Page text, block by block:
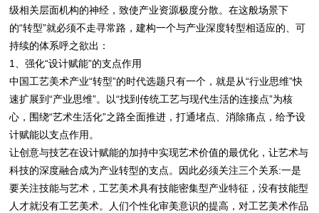
级相关层面机构的神经，致使产业资源极度分散。在这般场景下
的“转型”就必须不走寻常路，建构一个与产业深度转型相适应的、可
持续的体系呼之欲出：
1、强化“设计赋能”的支点作用
中国工艺美术产业“转型”的时代选题只有一个，就是从“行业思维”快
速扩展到“产业思维”。以“找到传统工艺与现代生活的连接点”为核
心，围绕“艺术生活化”之路全面推进，打通堵点、消除痛点，给予设
计赋能以支点作用。
让创意与技艺在设计赋能的加持中实现艺术价值的最优化，让艺术与
科技的深度融合成为产业转型的支点。因此必须关注三个关系:一是
要关注技能与艺术，工艺美术具有技能密集型产业特征，没有技能型
人才就没有工艺美术。人们个性化审美意识的提高，对工艺美术作品